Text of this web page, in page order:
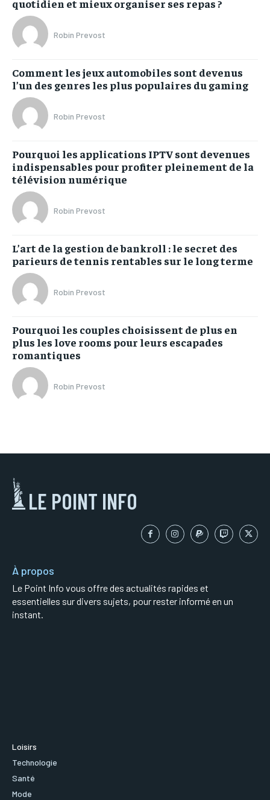
quotidien et mieux organiser ses repas ?
Robin Prevost
Comment les jeux automobiles sont devenus
l’un des genres les plus populaires du gaming
Robin Prevost
Pourquoi les applications IPTV sont devenues
indispensables pour profiter pleinement de la
télévision numérique
Robin Prevost
L’art de la gestion de bankroll : le secret des
parieurs de tennis rentables sur le long terme
Robin Prevost
Pourquoi les couples choisissent de plus en
plus les love rooms pour leurs escapades
romantiques
Robin Prevost
LE POINT INFO
À propos
Le Point Info vous offre des actualités rapides et
essentielles sur divers sujets, pour rester informé en un
instant.
Loisirs
Technologie
Santé
Mode